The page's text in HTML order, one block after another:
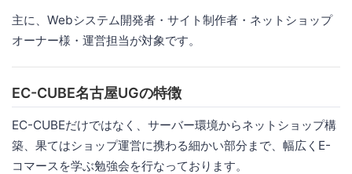
主に、Webシステム開発者・サイト制作者・ネットショップ
オーナー様・運営担当が対象です。
EC-CUBE名古屋UGの特徴
EC-CUBEだけではなく、サーバー環境からネットショップ構
築、果てはショップ運営に携わる細かい部分まで、幅広くE-
コマースを学ぶ勉強会を行なっております。